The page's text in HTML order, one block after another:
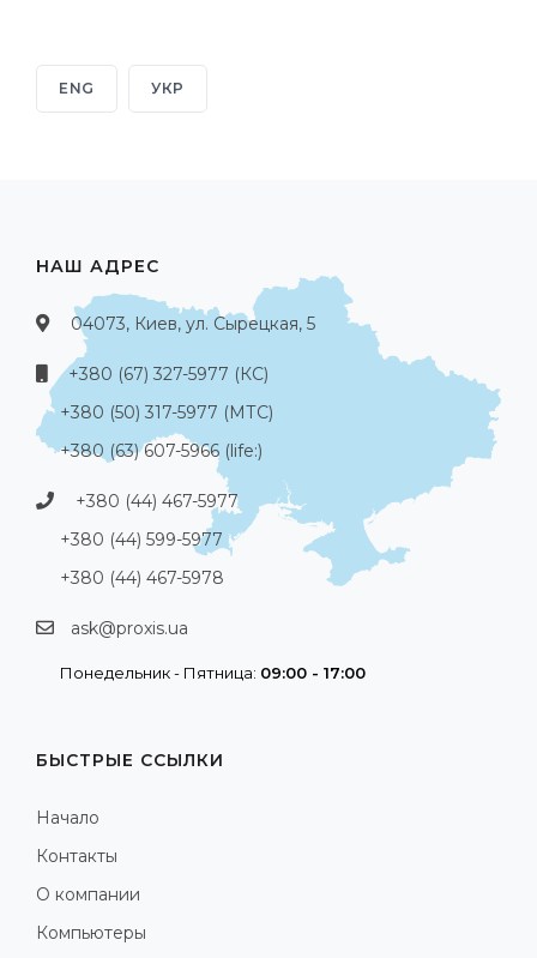
ENG УКР
НАШ АДРЕС
04073, Киев, ул. Сырецкая, 5
+380 (67) 327-5977 (КС)
+380 (50) 317-5977 (МТС)
+380 (63) 607-5966 (life:)
+380 (44) 467-5977
+380 (44) 599-5977
+380 (44) 467-5978
ask@proxis.ua
Понедельник - Пятница: 09:00 - 17:00
БЫСТРЫЕ ССЫЛКИ
Начало
Контакты
О компании
Компьютеры